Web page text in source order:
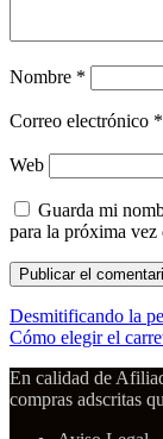
Nombre *
Correo electrónico *
Web
Guarda mi
para la próxima vez
Desmitificando la
Cómo elegir el
En calidad de
compras adscritas